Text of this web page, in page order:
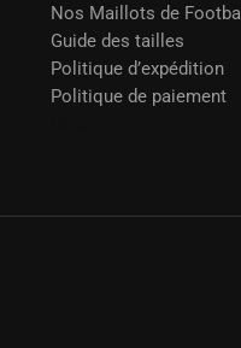
Nos Maillots de Football
Guide des tailles
Politique d’expédition
Politique de paiement